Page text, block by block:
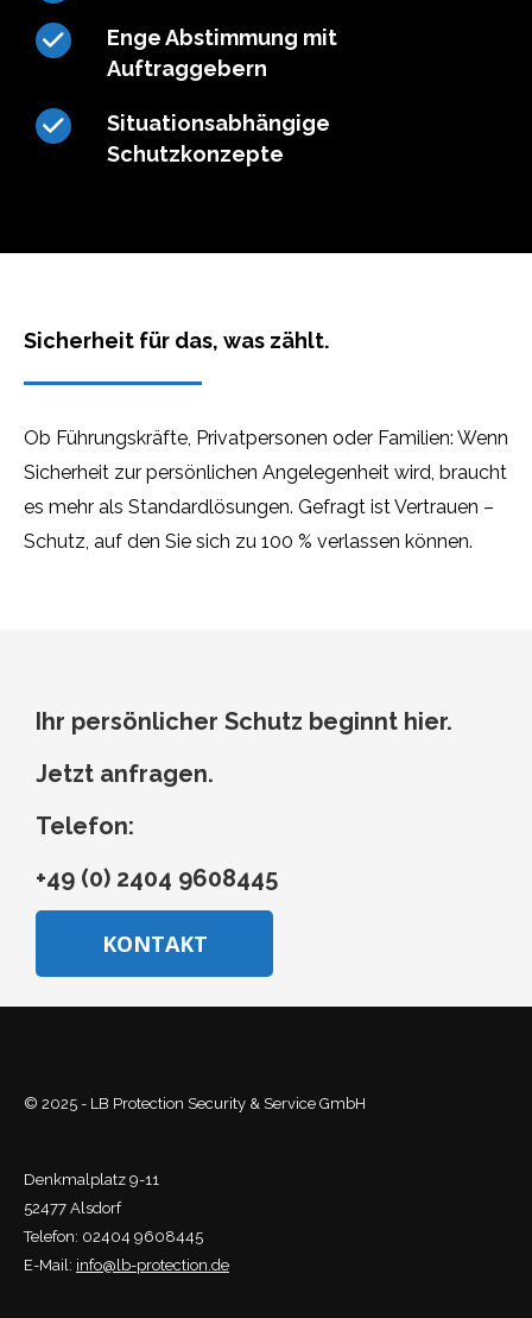
Enge Abstimmung mit
Auftraggebern
Situationsabhängige
Schutzkonzepte
Sicherheit für das, was zählt.
Ob Führungskräfte, Privatpersonen oder Familien: Wenn
Sicherheit zur persönlichen Angelegenheit wird, braucht
es mehr als Standardlösungen. Gefragt ist Vertrauen –
Schutz, auf den Sie sich zu 100 % verlassen können.
Ihr persönlicher Schutz beginnt hier.
Jetzt anfragen.
Telefon:
+49 (0) 2404 9608445
KONTAKT
© 2025 - LB Protection Security & Service GmbH
Denkmalplatz 9-11
52477 Alsdorf
Telefon: 02404 9608445
E-Mail: info@lb-protection.de